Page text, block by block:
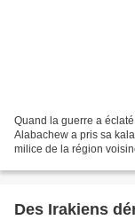
Quand la guerre a
Alabachew a pris sa
milice de la région
Des Irakiens